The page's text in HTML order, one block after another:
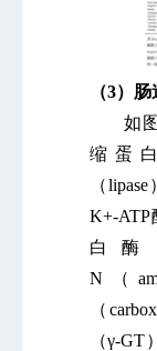
（3）
如图1
缩蛋
（
K+-
白酶
N（
（
（γ-